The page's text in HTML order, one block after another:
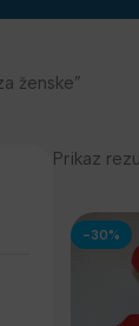
ženske”
Prikaz
-30%